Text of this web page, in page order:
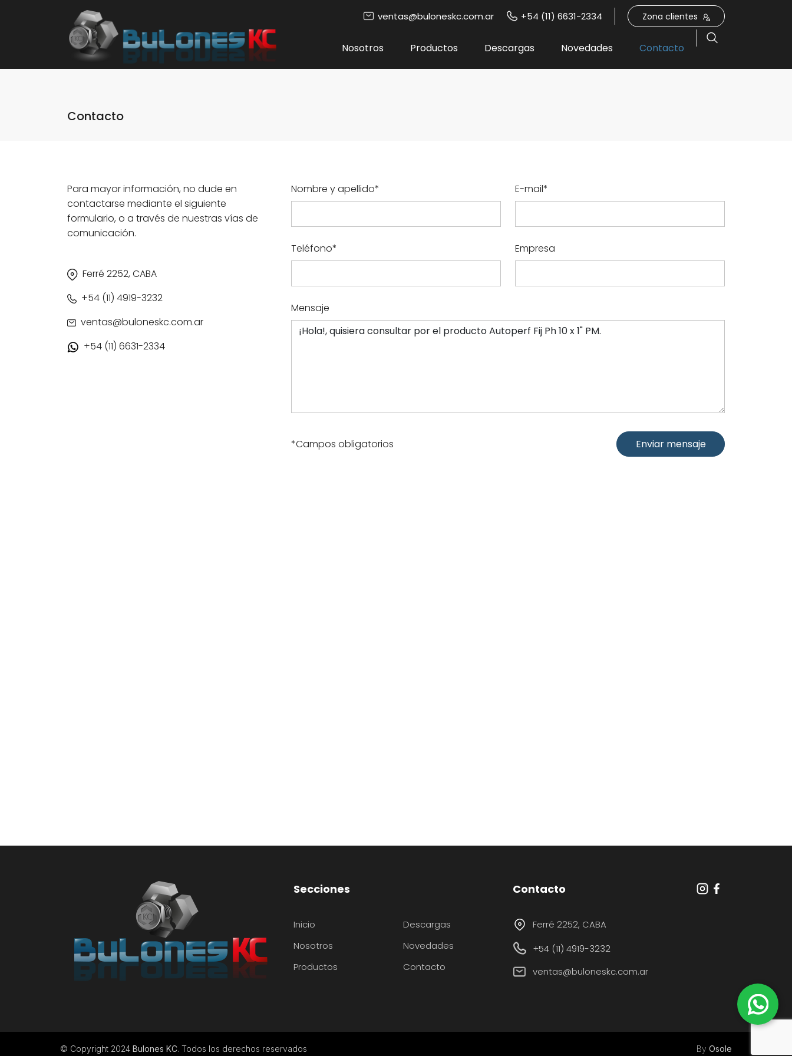
ventas@buloneskc.com.ar +54 (11) 6631-2334 Zona clientes
Nosotros Productos Descargas Novedades Contacto
Contacto
Para mayor información, no dude en
contactarse mediante el siguiente
formulario, o a través de nuestras vías de
comunicación.
Ferré 2252, CABA
+54 (11) 4919-3232
ventas@buloneskc.com.ar
+54 (11) 6631-2334
Nombre y apellido*
Teléfono*
E-mail*
Empresa
Mensaje
*Campos obligatorios Enviar mensaje
Secciones
Inicio
Nosotros
Productos
Descargas
Novedades
Contacto
Contacto
Ferré 2252, CABA
+54 (11) 4919-3232
ventas@buloneskc.com.ar
© Copyright 2024 Bulones KC. Todos los derechos reservados By Osole